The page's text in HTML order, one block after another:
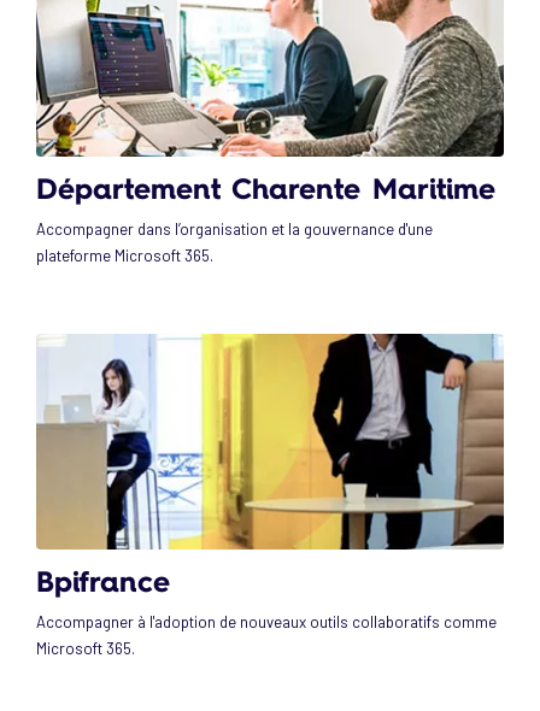
Département Charente Maritime
Accompagner dans l’organisation et la gouvernance d'une
plateforme Microsoft 365.
Bpifrance
Accompagner à l'adoption de nouveaux outils collaboratifs comme
Microsoft 365.